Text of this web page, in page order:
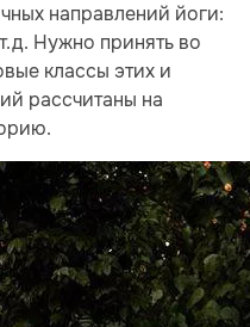
направлений йоги:
Нужно принять во
классы этих и
рассчитаны на